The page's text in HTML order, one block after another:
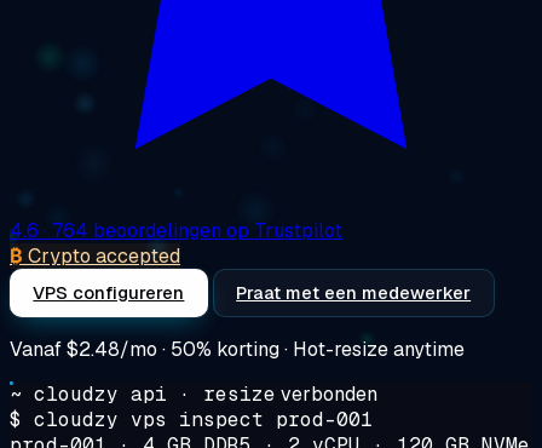
4.6 · 764 beoordelingen op Trustpilot
₿ Crypto accepted
VPS configureren Praat met een medewerker
Vanaf$2.48/mo · 50% korting · Hot-resize anytime
~ cloudzy api · resize verbonden
$ cloudzy vps inspect prod-001